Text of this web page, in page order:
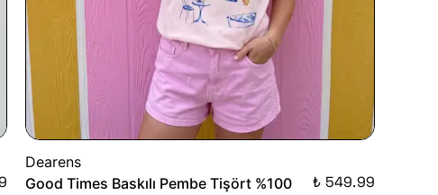
Dearens
Good Times Baskılı Pembe Tişört %100
₺ 549.99